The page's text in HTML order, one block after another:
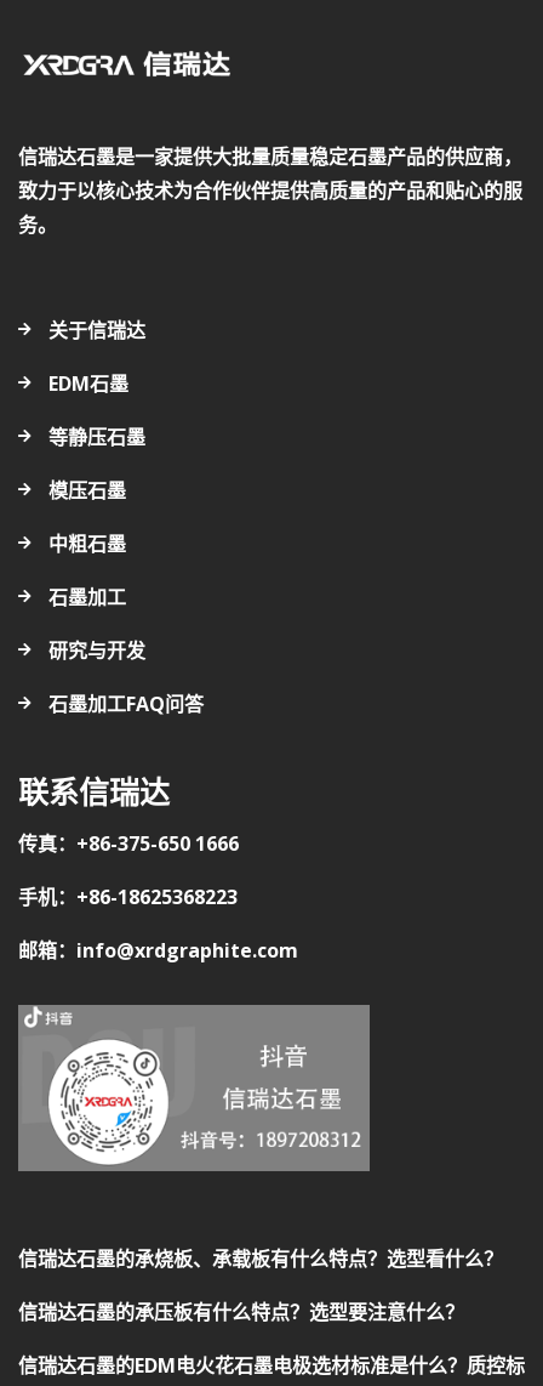
信瑞达石墨是一家提供大批量质量稳定石墨产品的供应商，
致力于以核心技术为合作伙伴提供高质量的产品和贴心的服
务。
关于信瑞达
EDM石墨
等静压石墨
模压石墨
中粗石墨
石墨加工
研究与开发
石墨加工FAQ问答
联系信瑞达
传真：+86-375-650 1666
手机：+86-18625368223
邮箱：info@xrdgraphite.com
信瑞达石墨的承烧板、承载板有什么特点？选型看什么？
信瑞达石墨的承压板有什么特点？选型要注意什么？
信瑞达石墨的EDM电火花石墨电极选材标准是什么？质控标